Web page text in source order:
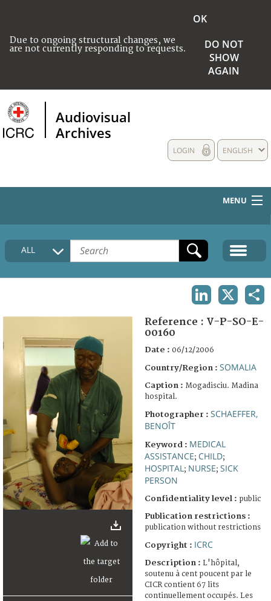
Due to ongoing structural changes, we
are not currently responding to requests.
OK
DO NOT
SHOW
AGAIN
Audiovisual
Archives
ENGLISH
LOGIN
MENU
HOME
COLLECTIONS DESCRIPTION
FAQ
ALL
Reference : V-P-SO-E-
00160
Date : 06/12/2006
Country/Region : SOMALIA
Caption : Mogadisciu. Madina
hospital.
Photographer : SCHAEFFER,
BENOÎT
Keyword : MEDICAL
ASSISTANCE; CHILD;
HOSPITAL ; NURSE; SICK
PERSON
Confidentiality level : public
Publication restrictions :
publication without restrictions
Copyright : ICRC
Description : L'hôpital,
soutenu à cent poucent par le
CICR contient 67 lits
continuellement occupés. Les